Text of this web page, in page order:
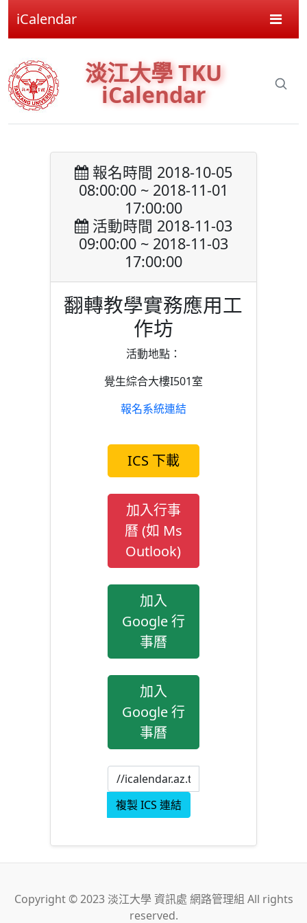
iCalendar
淡江大學 TKU
iCalendar
報名時間 2018-10-05
08:00:00 ~ 2018-11-01
17:00:00
活動時間 2018-11-03
09:00:00 ~ 2018-11-03
17:00:00
翻轉教學實務應用工
作坊
活動地點：
覺生綜合大樓I501室
報名系統連結
ICS 下載
加入行事
曆 (如 Ms
Outlook)
加入
Google 行
事曆
加入
Google 行
事曆
複製 ICS 連結
Copyright © 2023 淡江大學 資訊處 網路管理組 All rights
reserved.